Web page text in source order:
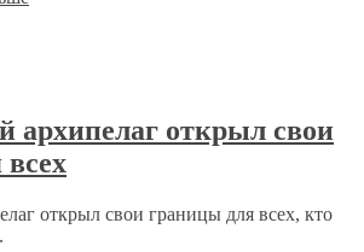
архипелаг открыл свои
открыл свои границы для всех, кто